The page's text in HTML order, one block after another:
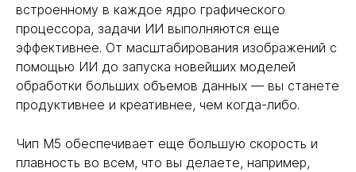
встроенному в каждое ядро графического
процессора, задачи ИИ выполняются еще
эффективнее. От масштабирования изображений с
помощью ИИ до запуска новейших моделей
обработки больших объемов данных — вы станете
продуктивнее и креативнее, чем когда-либо.
Чип M5 обеспечивает еще большую скорость и
плавность во всем, что вы делаете, например,